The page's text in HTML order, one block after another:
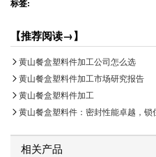
标签:
【推荐阅读→】
黄山餐盒塑料件加工公司怎么选
黄山餐盒塑料件加工市场研究报告
黄山餐盒塑料件加工
黄山餐盒塑料件：密封性能卓越，锁
相关产品